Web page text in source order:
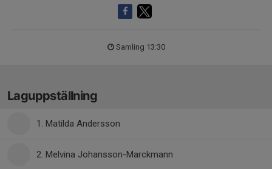
Samling 13:30
Laguppställning
1. Matilda Andersson
2. Melvina Johansson-Marckmann